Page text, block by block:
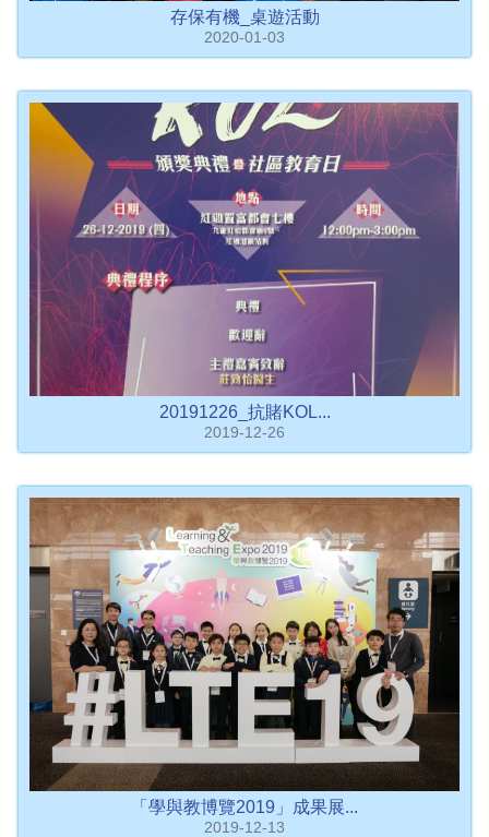
存保有機_桌遊活動
2020-01-03
20191226_抗賭KOL...
2019-12-26
「學與教博覽2019」成果展...
2019-12-13